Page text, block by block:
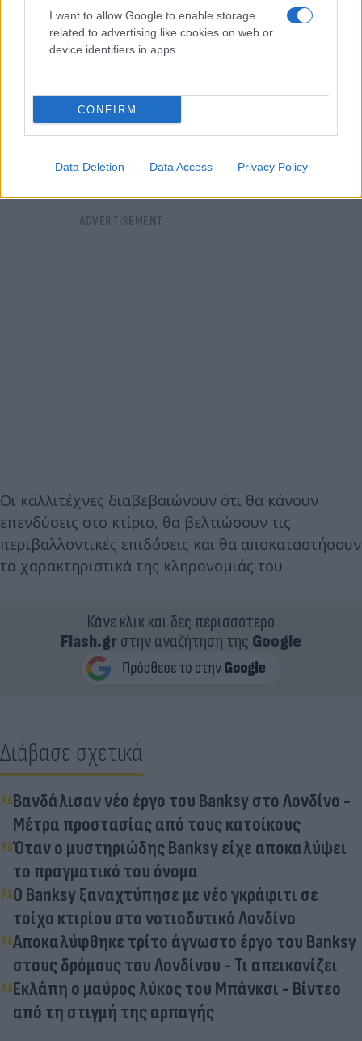
I want to allow Google to enable storage
related to advertising like cookies on web or
device identifiers in apps.
CONFIRM
Data Deletion Data Access Privacy Policy
Οι καλλιτέχνες διαβεβαιώνουν ότι θα κάνουν
επενδύσεις στο κτίριο, θα βελτιώσουν τις
περιβαλλοντικές επιδόσεις και θα αποκαταστήσουν
τα χαρακτηριστικά της κληρονομιάς του.
Κάνε κλικ και δες περισσότερο
Flash.grστην αναζήτηση της Google
Διάβασε σχετικά
Βανδάλισαν νέο έργο του Banksy στο Λονδίνο -
Μέτρα προστασίας από τους κατοίκους
Όταν ο μυστηριώδης Banksy είχε αποκαλύψει
το πραγματικό του όνομα
O Banksy ξαναχτύπησε με νέο γκράφιτι σε
τοίχο κτιρίου στο νοτιοδυτικό Λονδίνο
Αποκαλύφθηκε τρίτο άγνωστο έργο του Banksy
στους δρόμους του Λονδίνου - Τι απεικονίζει
Εκλάπη ο μαύρος λύκος του Μπάνκσι - Βίντεο
από τη στιγμή της αρπαγής